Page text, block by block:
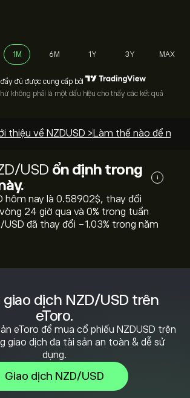
giao dịch NZD/USD trên
eToro.
eToro để mua cổ phiếu NZDUSD trên
giao dịch đa tài sản an toàn & dễ sử
dụng.
Giao dịch NZD/USD
1M 6M 1Y 3Y MAX
đủ được cung cấp bởi
không phải là một dấu hiệu cho thấy các kết quả
thiệu về NZDUSD > Làm thế nào để
USD ổn định trong
i
hôm nay là 0.58902‎$‎, thay đổi
24 giờ qua và ‎0‎% trong tuần
USD đã thay đổi ‎-1.03‎% trong năm